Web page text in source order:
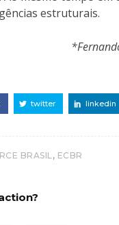
estruturais.
twitter linkedin
BRASIL , ECBR